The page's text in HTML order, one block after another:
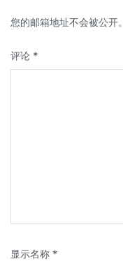
您的邮箱地址不会被公开。
评论 *
显示名称 *